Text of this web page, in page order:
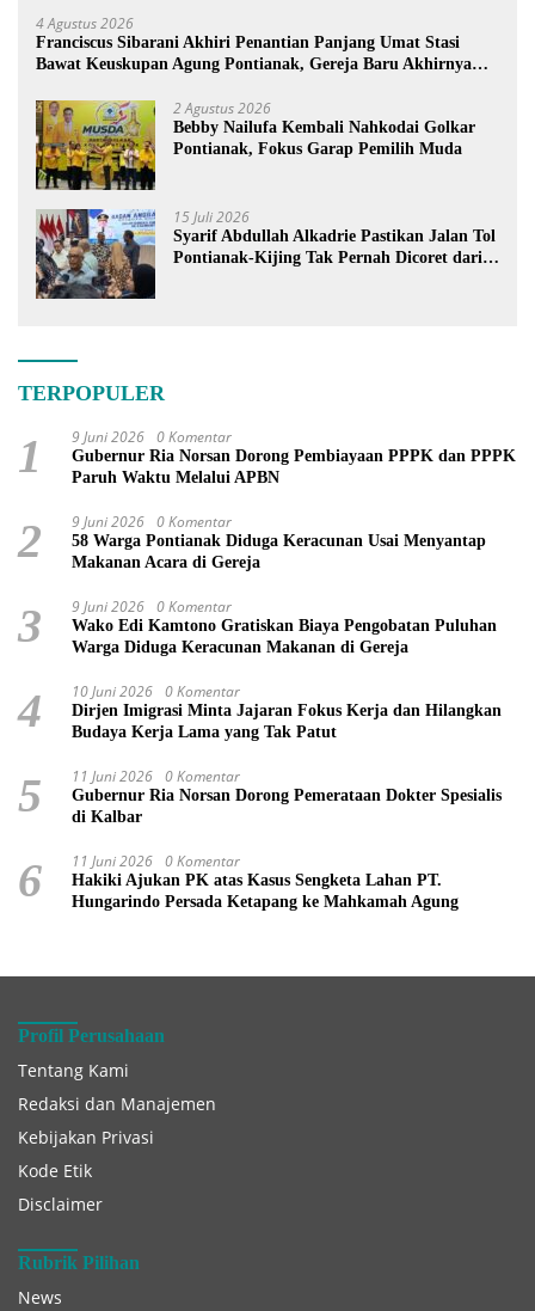
4 Agustus 2026
Franciscus Sibarani Akhiri Penantian Panjang Umat Stasi
Bawat Keuskupan Agung Pontianak, Gereja Baru Akhirnya
2 Agustus 2026
Bebby Nailufa Kembali Nahkodai Golkar
Pontianak, Fokus Garap Pemilih Muda
15 Juli 2026
Syarif Abdullah Alkadrie Pastikan Jalan Tol
Pontianak-Kijing Tak Pernah Dicoret dari
TERPOPULER
1 9 Juni 2026 0 Komentar
Gubernur Ria Norsan Dorong Pembiayaan PPPK dan PPPK
Paruh Waktu Melalui APBN
2 9 Juni 2026 0 Komentar
58 Warga Pontianak Diduga Keracunan Usai Menyantap
Makanan Acara di Gereja
3 9 Juni 2026 0 Komentar
Wako Edi Kamtono Gratiskan Biaya Pengobatan Puluhan
Warga Diduga Keracunan Makanan di Gereja
4 10 Juni 2026 0 Komentar
Dirjen Imigrasi Minta Jajaran Fokus Kerja dan Hilangkan
Budaya Kerja Lama yang Tak Patut
5 11 Juni 2026 0 Komentar
Gubernur Ria Norsan Dorong Pemerataan Dokter Spesialis
di Kalbar
6 11 Juni 2026 0 Komentar
Hakiki Ajukan PK atas Kasus Sengketa Lahan PT.
Hungarindo Persada Ketapang ke Mahkamah Agung
Profil Perusahaan
Tentang Kami
Redaksi dan Manajemen
Kebijakan Privasi
Kode Etik
Disclaimer
Rubrik Pilihan
News